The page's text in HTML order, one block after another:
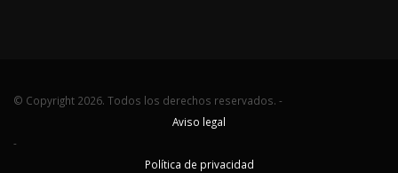
© Copyright 2026. Todos los derechos reservados. -
Aviso legal
-
Política de privacidad